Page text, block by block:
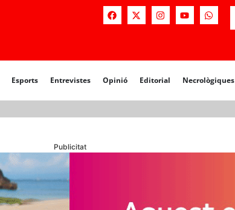
Esports Entrevistes Opinió Editorial Necrològiques
Opinió Editorial Necrològiques
Publicitat